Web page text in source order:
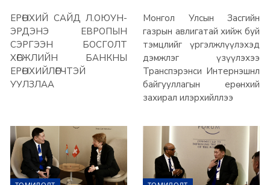
ЕРӨНХИЙЛӨГЧТЭЙ
УУЛЗЛАА
ЕРӨНХИЙ САЙД Л.ОЮУН-
ЭРДЭНЭ ЕВРОПЫН
СЭРГЭЭН БОСГОЛТ
ХӨГЖЛИЙН БАНКНЫ
ЕРӨНХИЙЛӨГЧТЭЙ
УУЛЗЛАА
Транспэрэнси
Интернэшнл
байгууллагын
ерөнхий захирал
илэрхийллээ
Монгол Улсын Засгийн
газрын авлигатай хийж буй
тэмцлийг үргэлжлүүлэхэд
дэмжлэг үзүүлэхээ
Транспэрэнси Интернэшнл
байгууллагын ерөнхий
захирал илэрхийллээ